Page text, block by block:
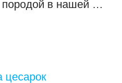
породой в нашей …